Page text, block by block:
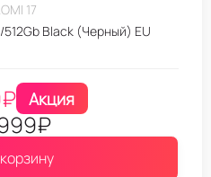
17
Black (Черный) EU
₽ Акция
₽